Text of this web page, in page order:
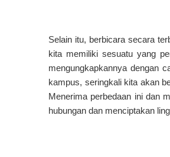
Selain itu, berbicara secara
kita memiliki sesuatu yang
mengungkapkannya dengan
kampus, seringkali kita akan
Menerima perbedaan ini dan
hubungan dan menciptakan